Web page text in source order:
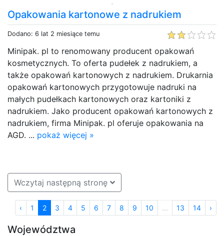
Opakowania kartonowe z nadrukiem
Dodano: 6 lat 2 miesiące temu
Minipak. pl to renomowany producent opakowań
kosmetycznych. To oferta pudełek z nadrukiem, a
także opakowań kartonowych z nadrukiem. Drukarnia
opakowań kartonowych przygotowuje nadruki na
małych pudełkach kartonowych oraz kartoniki z
nadrukiem. Jako producent opakowań kartonowych z
nadrukiem, firma Minipak. pl oferuje opakowania na
AGD. ... pokaż więcej »
Wczytaj następną stronę
‹ 1 2 3 4 5 6 7 8 9 10 ... 13 14 ›
Województwa